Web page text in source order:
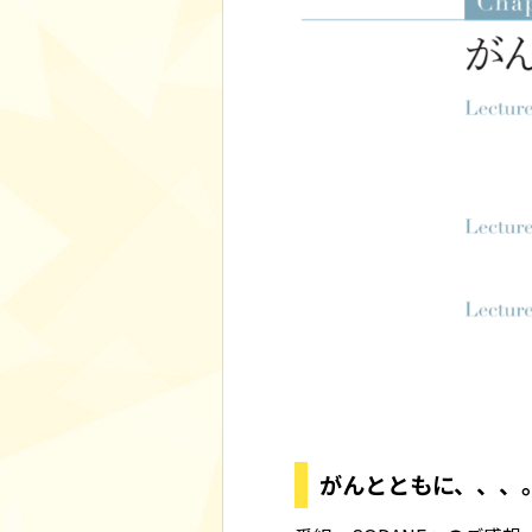
がんとともに、、、